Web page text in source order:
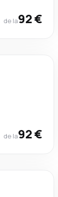
de la92 €
de la92 €